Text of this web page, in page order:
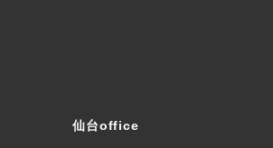
仙台office